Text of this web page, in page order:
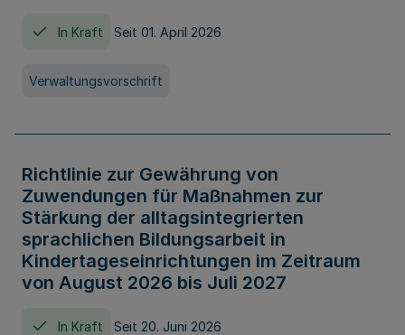
In Kraft Seit 01. April 2026
Verwaltungsvorschrift
Richtlinie zur Gewährung von
Zuwendungen für Maßnahmen zur
Stärkung der alltagsintegrierten
sprachlichen Bildungsarbeit in
Kindertageseinrichtungen im Zeitraum
von August 2026 bis Juli 2027
In Kraft Seit 20. Juni 2026